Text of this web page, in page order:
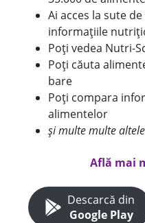
Ai acces la sute
informațiile
Poți vedea Nutri-
Poți căuta
bare
Poți compara
alimentelor
și multe multe
Află mai
Descarcă din
Google Play